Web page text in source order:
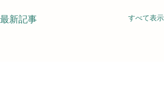
最新記事 すべて表示